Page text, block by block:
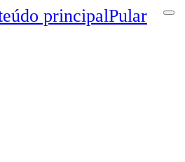
principalPular